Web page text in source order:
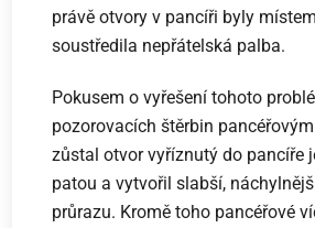
právě otvory v pancíři byly
soustředila nepřátelská palba.
Pokusem o vyřešení tohoto
pozorovacích štěrbin
zůstal otvor vyříznutý do pancíře
patou a vytvořil slabší,
průrazu. Kromě toho pancéřové